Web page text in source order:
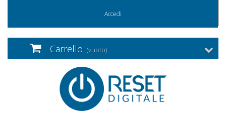
Accedi
Carrello (vuoto)